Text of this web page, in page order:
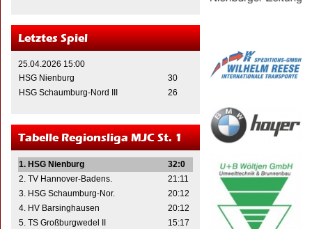
Letztes Spiel
25.04.2026 15:00
HSG Nienburg
30
HSG Schaumburg-Nord III
26
Tabelle Regionsliga MJC St. 1
1. HSG Nienburg
32:0
2. TV Hannover-Badens.
21:11
3. HSG Schaumburg-Nor.
20:12
4. HV Barsinghausen
20:12
5. TS Großburgwedel II
15:17